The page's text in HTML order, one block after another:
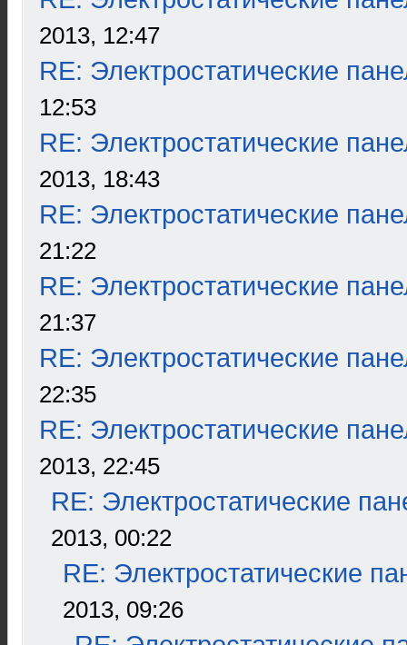
2013, 12:47
RE: Электростатические
12:53
RE: Электростатические
2013, 18:43
RE: Электростатические
21:22
RE: Электростатические
21:37
RE: Электростатические
22:35
RE: Электростатические
2013, 22:45
RE: Электростатические
2013, 00:22
RE: Электростатические
2013, 09:26